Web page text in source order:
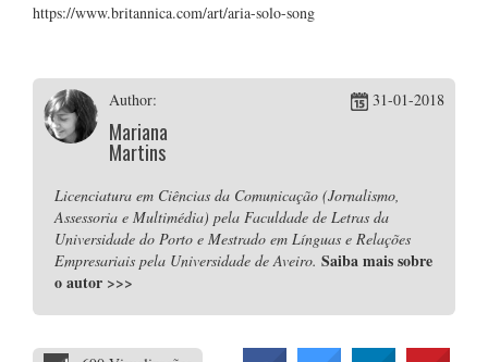
https://www.britannica.com/art/aria-solo-song
Author:
Mariana
Martins
31-01-2018
Licenciatura em Ciências da Comunicação (Jornalismo,
Assessoria e Multimédia) pela Faculdade de Letras da
Universidade do Porto e Mestrado em Línguas e Relações
Empresariais pela Universidade de Aveiro. Saiba mais sobre
o autor >>>